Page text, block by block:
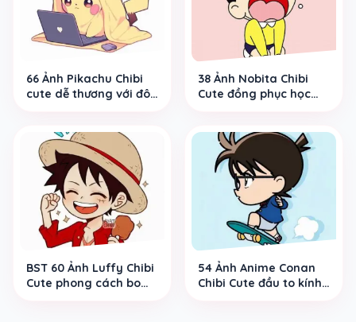
66 Ảnh Pikachu Chibi
cute dễ thương với đôi
38 Ảnh Nobita Chibi
Cute đồng phục học
đáng yêu
BST 60 Ảnh Luffy Chibi
Cute phong cách bo
54 Ảnh Anime Conan
Chibi Cute đầu to kính